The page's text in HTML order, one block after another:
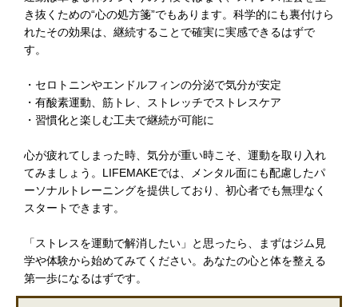
き抜くための“心の処方箋”でもあります。科学的にも裏付けら
れたその効果は、継続することで確実に実感できるはずで
す。
・セロトニンやエンドルフィンの分泌で気分が安定
・有酸素運動、筋トレ、ストレッチでストレスケア
・習慣化と楽しむ工夫で継続が可能に
心が疲れてしまった時、気分が重い時こそ、運動を取り入れ
てみましょう。LIFEMAKEでは、メンタル面にも配慮したパ
ーソナルトレーニングを提供しており、初心者でも無理なく
スタートできます。
「ストレスを運動で解消したい」と思ったら、まずはジム見
学や体験から始めてみてください。あなたの心と体を整える
第一歩になるはずです。